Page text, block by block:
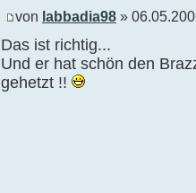
von labbadia98 »
Das ist richtig...
Und er hat schön den
gehetzt !!